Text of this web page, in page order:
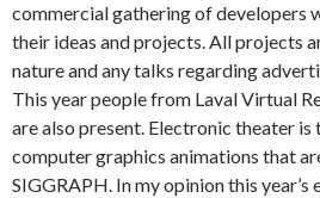
commercial gathering of developers
their ideas and projects. All projects
nature and any talks regarding
This year people from Laval Virtual
are also present. Electronic theater
computer graphics animations that
SIGGRAPH. In my opinion this